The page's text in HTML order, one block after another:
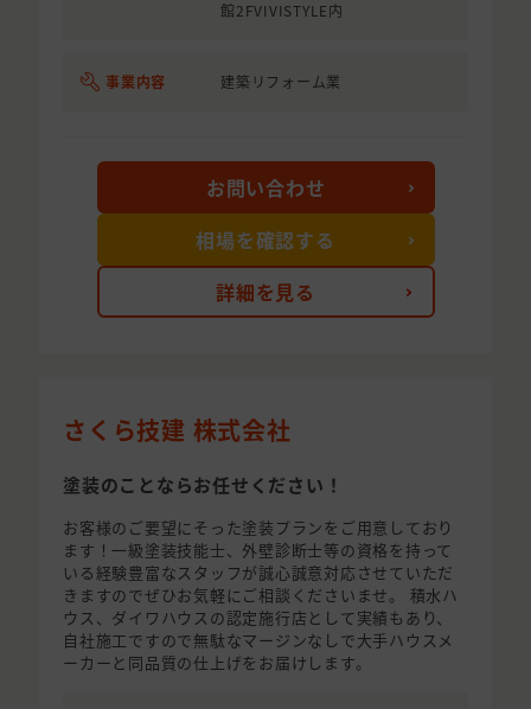
館2FVIVISTYLE内
事業内容 建築リフォーム業
詳細を見る
お問い合わせ
相場を確認する
さくら技建 株式会社
塗装のことならお任せください！
お客様のご要望にそった塗装プランをご用意しており
ます！一級塗装技能士、外壁診断士等の資格を持って
いる経験豊富なスタッフが誠心誠意対応させていただ
きますのでぜひお気軽にご相談くださいませ。 積水ハ
ウス、ダイワハウスの認定施行店として実績もあり、
自社施工ですので無駄なマージンなしで大手ハウスメ
ーカーと同品質の仕上げをお届けします。